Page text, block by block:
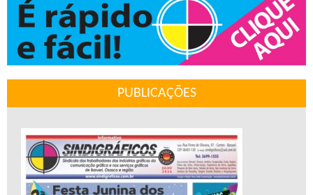
PUBLICAÇÕES